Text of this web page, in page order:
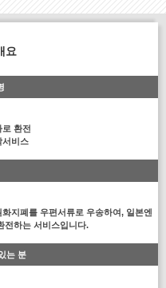
요
환전
서비스
화지폐를 우편서류로 우송하여, 일본엔
전하는 서비스입니다.
는 분